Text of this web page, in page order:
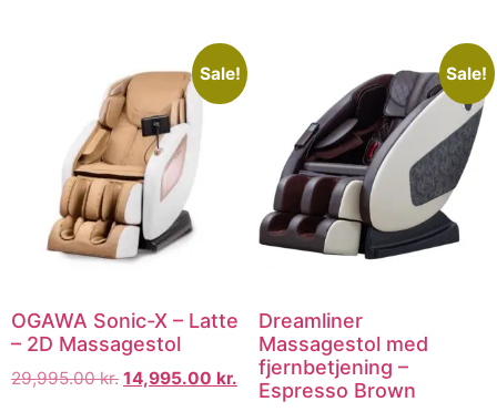
Sale!
OGAWA Sonic-X – Latte
– 2D Massagestol
29,995.00kr. 14,995.00 kr.
Sale!
Dreamliner
Massagestol med
fjernbetjening –
Espresso Brown